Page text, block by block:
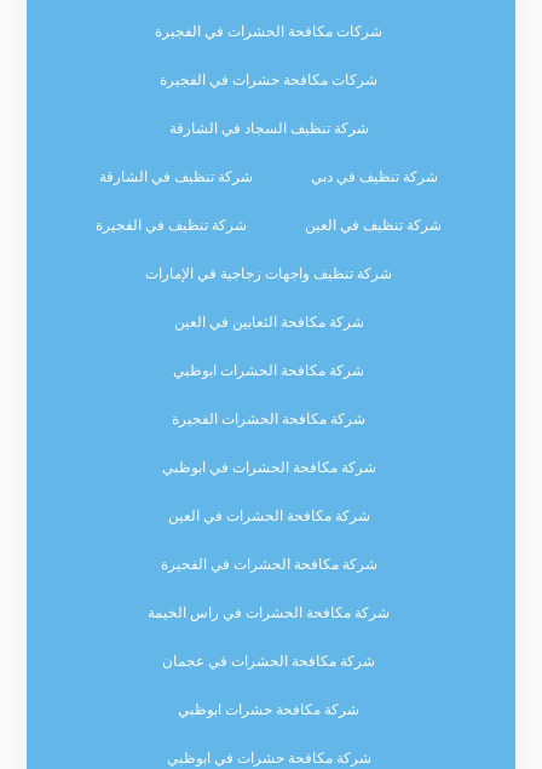
شركات مكافحة الحشرات في الفجيرة
شركات مكافحة حشرات في الفجيرة
شركة تنظيف السجاد في الشارقة
شركة تنظيف في دبي شركة تنظيف في الشارقة
شركة تنظيف في العين شركة تنظيف في الفجيرة
شركة تنظيف واجهات زجاجية في الإمارات
شركة مكافحة الثعابين في العين
شركة مكافحة الحشرات ابوظبي
شركة مكافحة الحشرات الفجيرة
شركة مكافحة الحشرات في ابوظبي
شركة مكافحة الحشرات في العين
شركة مكافحة الحشرات في الفجيرة
شركة مكافحة الحشرات في راس الخيمة
شركة مكافحة الحشرات في عجمان
شركة مكافحة حشرات ابوظبي
شركة مكافحة حشرات في ابوظبي